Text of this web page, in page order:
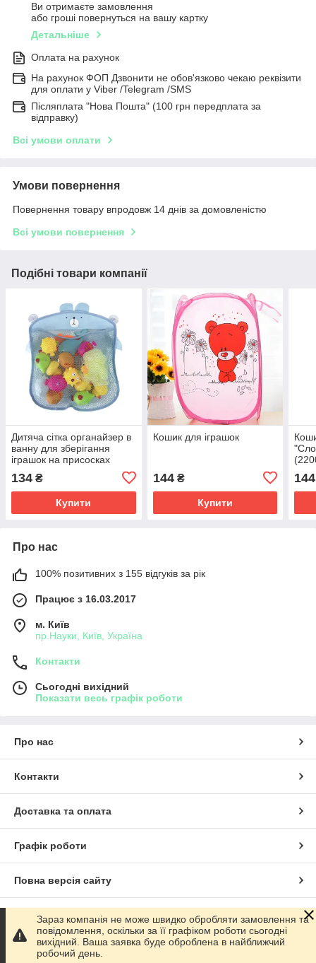
Ви отримаєте замовлення
або гроші повернуться на вашу картку
Детальніше
Оплата на рахунок
На рахунок ФОП Дзвонити не обов'язково чекаю реквізити
для оплати у Viber /Telegram /SMS
Післяплата "Нова Пошта" (100 грн передплата за
відправку)
Всі умови оплати
Умови повернення
Повернення товару впродовж 14 днів за домовленістю
Всі умови повернення
Подібні товари компанії
Дитяча сітка органайзер в
ванну для зберігання
іграшок на присосках
134 ₴
Купити
Кошик для іграшок
144₴
Купити
144
Про нас
100% позитивних з 155 відгуків за рік
Працює з 16.03.2017
м. Київ
пр.Науки, Київ, Україна
Контакти
Сьогодні вихідний
Показати весь графік роботи
Про нас
Контакти
Доставка та оплата
Графік роботи
Повна версія сайту
Сайт створено на маркетплейсі Prom.ua
Політика конфіденційності
Зараз компанія не може швидко обробляти замовлення та
повідомлення, оскільки за її графіком роботи сьогодні
вихідний. Ваша заявка буде оброблена в найближчий
робочий день.